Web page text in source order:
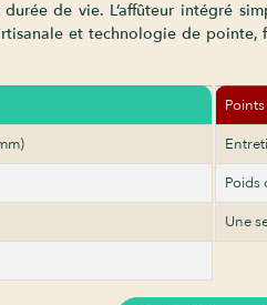
de vie. L’affûteur intégré
et technologie de
Poids
Une